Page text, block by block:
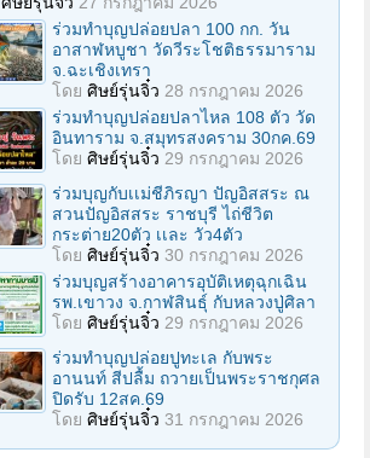
ร่วมทําบุญปล่อยปลา 100 กก. วัน
อาสาฬหบูชา วัดวีระโชติธรรมาราม
จ.ฉะเชิงเทรา
โดย ศิษย์รุ่นจิ๋ว 28 กรกฎาคม 2026
ร่วมทําบุญปล่อยปลาไหล 108 ตัว วัด
อินทาราม จ.สมุทรสงคราม 30กค.69
โดย ศิษย์รุ่นจิ๋ว 29 กรกฎาคม 2026
ร่วมบุญกับเเม่ชีภิรญา ปัญอิสสระ ณ
สวนปัญอิสสระ ราชบุรี ไถ่ชีวิต
กระต่าย20ตัว เเละ วัว4ตัว
โดย ศิษย์รุ่นจิ๋ว 30 กรกฎาคม 2026
ร่วมบุญสร้างอาคารอุบัติเหตุฉุกเฉิน
รพ.เขาวง จ.กาฬสินธุ์ กับหลวงปู่ศิลา
โดย ศิษย์รุ่นจิ๋ว 29 กรกฎาคม 2026
ร่วมทําบุญปล่อยปูทะเล กับพระ
อานนท์ สีปลื้ม ถวายเป็นพระราชกุศล
ปิดรับ 12สค.69
โดย ศิษย์รุ่นจิ๋ว 31 กรกฎาคม 2026